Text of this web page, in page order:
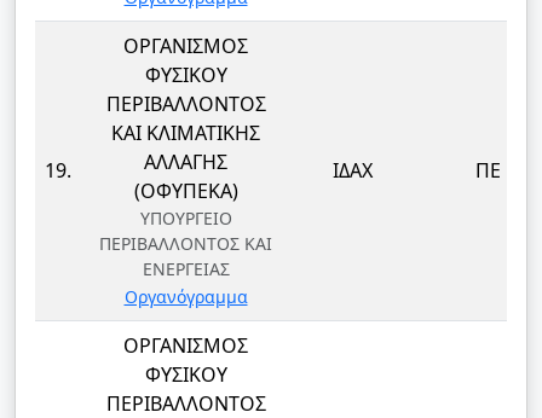
19.
ΟΡΓΑΝΙΣΜΟΣ
ΦΥΣΙΚΟΥ
ΠΕΡΙΒΑΛΛΟΝΤΟΣ
ΚΑΙ ΚΛΙΜΑΤΙΚΗΣ
ΑΛΛΑΓΗΣ
(ΟΦΥΠΕΚΑ)
ΥΠΟΥΡΓΕΙΟ
ΠΕΡΙΒΑΛΛΟΝΤΟΣ ΚΑΙ
ΕΝΕΡΓΕΙΑΣ
Οργανόγραμμα
ΙΔΑΧ ΠΕ
ΟΡΓΑΝΙΣΜΟΣ
ΦΥΣΙΚΟΥ
ΠΕΡΙΒΑΛΛΟΝΤΟΣ